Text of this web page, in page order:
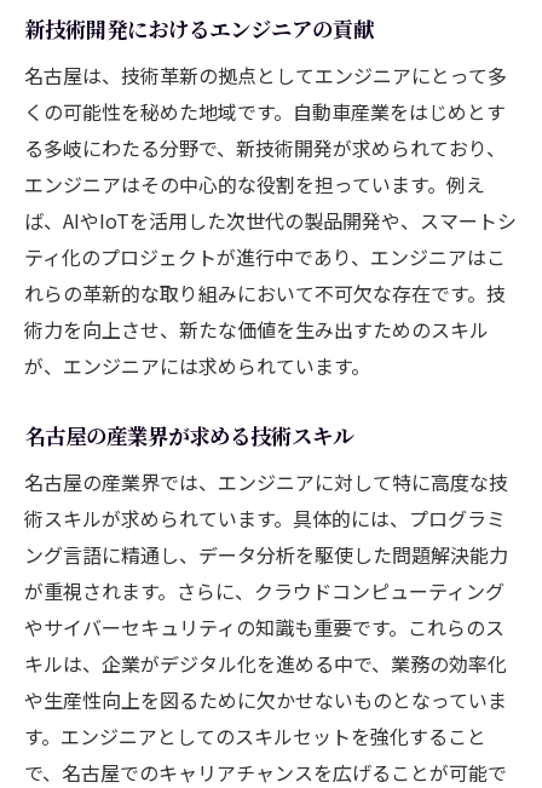
新技術開発におけるエンジニアの貢献
名古屋は、技術革新の拠点としてエンジニアにとって多
くの可能性を秘めた地域です。自動車産業をはじめとす
る多岐にわたる分野で、新技術開発が求められており、
エンジニアはその中心的な役割を担っています。例え
ば、AIやIoTを活用した次世代の製品開発や、スマートシ
ティ化のプロジェクトが進行中であり、エンジニアはこ
れらの革新的な取り組みにおいて不可欠な存在です。技
術力を向上させ、新たな価値を生み出すためのスキル
が、エンジニアには求められています。
名古屋の産業界が求める技術スキル
名古屋の産業界では、エンジニアに対して特に高度な技
術スキルが求められています。具体的には、プログラミ
ング言語に精通し、データ分析を駆使した問題解決能力
が重視されます。さらに、クラウドコンピューティング
やサイバーセキュリティの知識も重要です。これらのス
キルは、企業がデジタル化を進める中で、業務の効率化
や生産性向上を図るために欠かせないものとなっていま
す。エンジニアとしてのスキルセットを強化すること
で、名古屋でのキャリアチャンスを広げることが可能で